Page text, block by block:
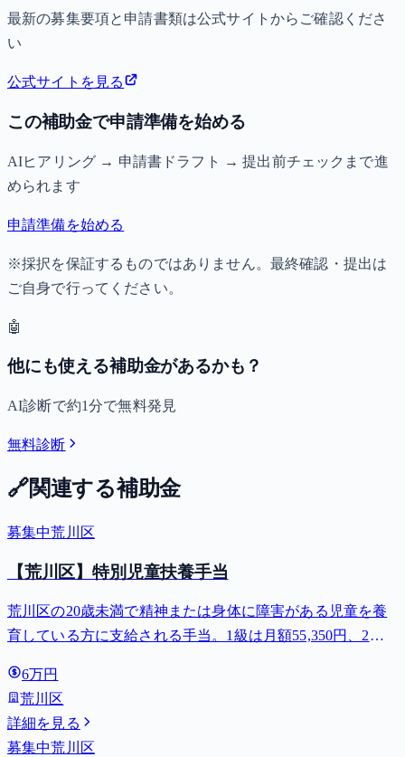
最新の募集要項と申請書類は公式サイトからご確認くださ
い
公式サイトを見る
この補助金で申請準備を始める
AIヒアリング → 申請書ドラフト → 提出前チェックまで進
められます
申請準備を始める
※採択を保証するものではありません。最終確認・提出は
ご自身で行ってください。
🤖
他にも使える補助金があるかも？
AI診断で約1分で無料発見
無料診断
🔗関連する補助金
募集中荒川区
【荒川区】特別児童扶養手当
荒川区の20歳未満で精神または身体に障害がある児童を養
育している方に支給される手当。1級は月額55,350円、2級
6万円
荒川区
詳細を見る
募集中荒川区